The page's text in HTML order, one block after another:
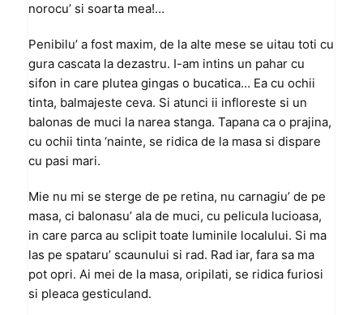
norocu’ si soarta mea!…
Penibilu’ a fost maxim, de la alte mese se uitau toti cu
gura cascata la dezastru. I-am intins un pahar cu
sifon in care plutea gingas o bucatica… Ea cu ochii
tinta, balmajeste ceva. Si atunci ii infloreste si un
balonas de muci la narea stanga. Tapana ca o prajina,
cu ochii tinta ‘nainte, se ridica de la masa si dispare
cu pasi mari.
Mie nu mi se sterge de pe retina, nu carnagiu’ de pe
masa, ci balonasu’ ala de muci, cu pelicula lucioasa,
in care parca au sclipit toate luminile localului. Si ma
las pe spataru’ scaunului si rad. Rad iar, fara sa ma
pot opri. Ai mei de la masa, oripilati, se ridica furiosi
si pleaca gesticuland.